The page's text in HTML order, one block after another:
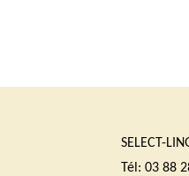
SELECT-
Tél: 03